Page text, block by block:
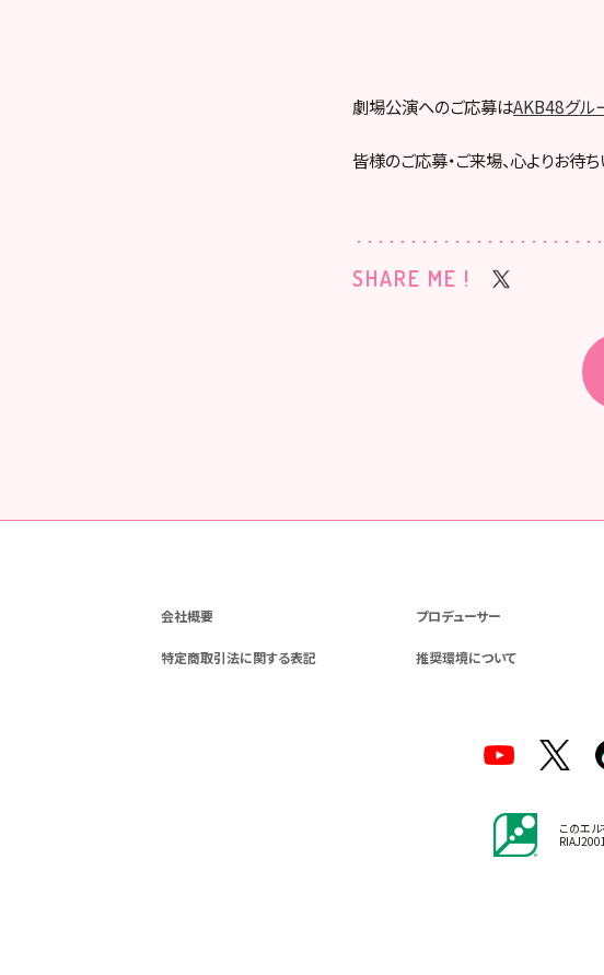
劇場公演へのご応募はAKB48グル
皆様のご応募・ご来場、心よりお待ち
SHARE ME !
会社概要 プロデューサー
特定商取引法に関する表記 推奨環境について
このエル